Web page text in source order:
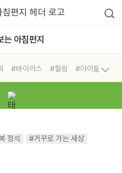
는 아침편지
#바이러스 #힐링
#아이들
교
정석
#거꾸로 가는 세상